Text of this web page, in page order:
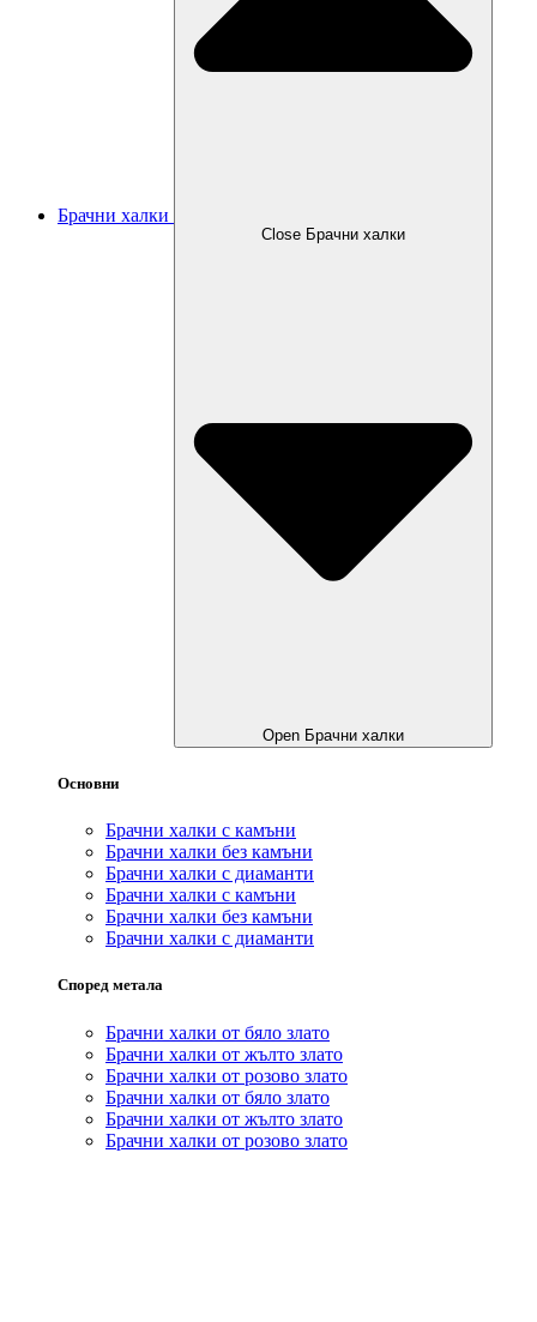
Брачни халки
Close Брачни халки
Open Брачни халки
Основни
Брачни халки с камъни
Брачни халки без камъни
Брачни халки с диаманти
Брачни халки с камъни
Брачни халки без камъни
Брачни халки с диаманти
Според метала
Брачни халки от бяло злато
Брачни халки от жълто злато
Брачни халки от розово злато
Брачни халки от бяло злато
Брачни халки от жълто злато
Брачни халки от розово злато